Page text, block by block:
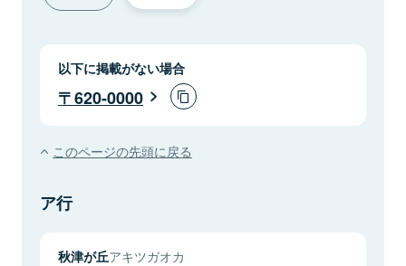
以下に掲載がない場合
620-0000
このページの先頭に戻る
ア行
秋津が丘アキツガオカ